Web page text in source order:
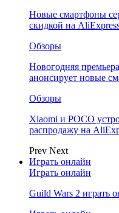
Новые смартфоны
скидкой на
Обзоры
Новогодняя
анонсирует новые
Обзоры
Xiaomi и POCO
распродажу на
Prev Next
Играть онлайн
Играть онлайн
Guild Wars 2 играть